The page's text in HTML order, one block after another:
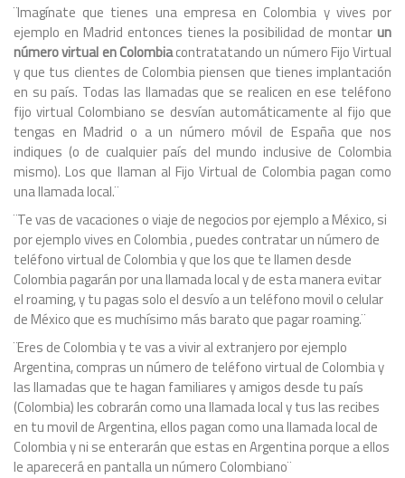
¨Imagínate que tienes una empresa en Colombia y vives por
ejemplo en Madrid entonces tienes la posibilidad de montar un
número virtual en Colombiacontratatando un número Fijo Virtual
y que tus clientes de Colombia piensen que tienes implantación
en su país. Todas las llamadas que se realicen en ese teléfono
fijo virtual Colombiano se desvían automáticamente al fijo que
tengas en Madrid o a un número móvil de España que nos
indiques (o de cualquier país del mundo inclusive de Colombia
mismo). Los que llaman al Fijo Virtual de Colombia pagan como
una llamada local.¨
¨Te vas de vacaciones o viaje de negocios por ejemplo a México, si
por ejemplo vives en Colombia , puedes contratar un número de
teléfono virtual de Colombia y que los que te llamen desde
Colombia pagarán por una llamada local y de esta manera evitar
el roaming, y tu pagas solo el desvío a un teléfono movil o celular
de México que es muchísimo más barato que pagar roaming.¨
¨Eres de Colombia y te vas a vivir al extranjero por ejemplo
Argentina, compras un número de teléfono virtual de Colombia y
las llamadas que te hagan familiares y amigos desde tu país
(Colombia) les cobrarán como una llamada local y tus las recibes
en tu movil de Argentina, ellos pagan como una llamada local de
Colombia y ni se enterarán que estas en Argentina porque a ellos
le aparecerá en pantalla un número Colombiano¨